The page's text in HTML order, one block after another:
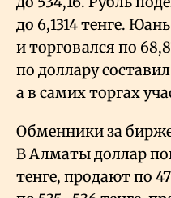
до 6,1314 тенге.
и торговался по
по доллару
а в самих торгах
Обменники за
В Алматы доллар
тенге, продают по